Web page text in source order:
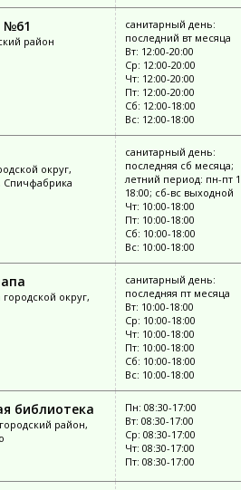
№61
район
санитарный день:
последний вт месяца
Вт: 12:00-20:00
Ср: 12:00-20:00
Чт: 12:00-20:00
Пт: 12:00-20:00
Сб: 12:00-18:00
Вс: 12:00-18:00
округ,
Спичфабрика
санитарный день:
последняя сб месяца;
летний период: пн-пт
18:00; сб-вс выходной
Чт: 10:00-18:00
Пт: 10:00-18:00
Сб: 10:00-18:00
Вс: 10:00-18:00
округ,
санитарный день:
последняя пт месяца
Вт: 10:00-18:00
Ср: 10:00-18:00
Чт: 10:00-18:00
Пт: 10:00-18:00
Сб: 10:00-18:00
Вс: 10:00-18:00
библиотека
район,
Пн: 08:30-17:00
Вт: 08:30-17:00
Ср: 08:30-17:00
Чт: 08:30-17:00
Пт: 08:30-17:00